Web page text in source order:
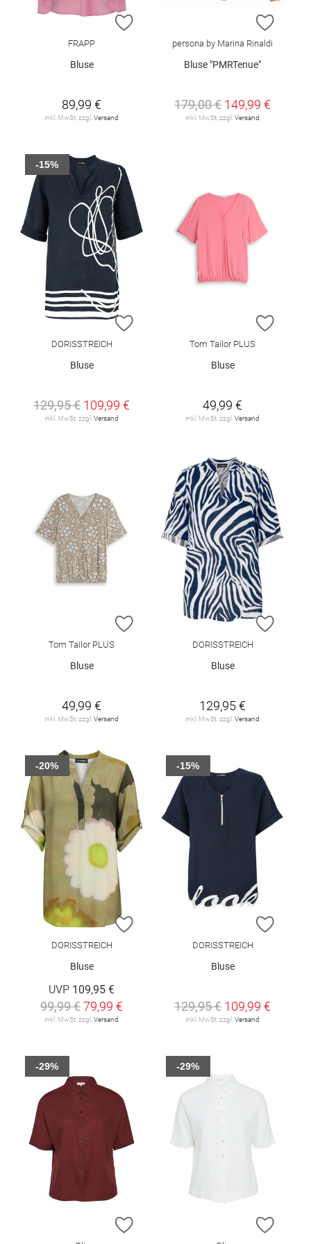
ZUR WUNSCHLISTE HINZUFÜGEN
FRAPP
Bluse
89,99 €
inkl. MwSt. zzgl.Versand
ZUR
persona by Marina Rinaldi
Bluse "PMRTenue"
179,00 € 149,99 €
inkl. MwSt. zzgl.Versand
ZUR WUNSCHLISTE HINZUFÜGEN
DORISSTREICH
Bluse
129,95 € 109,99 €
inkl. MwSt. zzgl. Versand
-15%
ZUR
Tom Tailor PLUS
Bluse
49,99 €
inkl. MwSt. zzgl. Versand
ZUR WUNSCHLISTE HINZUFÜGEN
Tom Tailor PLUS
Bluse
49,99 €
inkl. MwSt. zzgl. Versand
ZUR
DORISSTREICH
Bluse
129,95 €
inkl. MwSt. zzgl. Versand
ZUR WUNSCHLISTE HINZUFÜGEN
DORISSTREICH
Bluse
UVP 109,95 €
99,99 €79,99 €
inkl. MwSt. zzgl. Versand
-20%
ZUR
DORISSTREICH
Bluse
129,95 € 109,99 €
inkl. MwSt. zzgl. Versand
-15%
ZUR WUNSCHLISTE HINZUFÜGEN
-29%
ZUR
-29%